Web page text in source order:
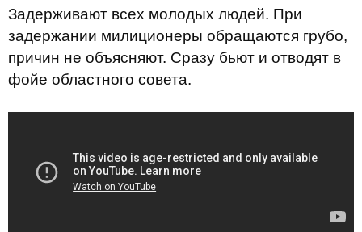
Задерживают всех молодых людей. При
задержании милиционеры обращаются грубо,
причин не объясняют. Сразу бьют и отводят в
фойе областного совета.